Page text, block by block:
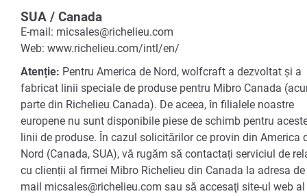
SUA / Canada
E-mail: micsales@richelieu.com
Web: www.richelieu.com/intl/en/
Atenție: Pentru America de Nord, wolfcraft a dezvoltat și a
fabricat linii speciale de produse pentru Mibro Canada
parte din Richelieu Canada). De aceea, în filialele noastre
europene nu sunt disponibile piese de schimb pentru
linii de produse. În cazul solicitărilor ce provin din America
Nord (Canada, SUA), vă rugăm să contactați serviciul de
cu clienții al firmei Mibro Richelieu din Canada la adresa de
mail micsales@richelieu.com sau să accesaţi site-ul web al